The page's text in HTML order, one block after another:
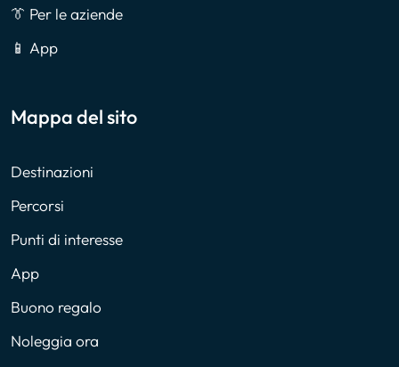
👔 Per le aziende
📱 App
Mappa del sito
Destinazioni
Percorsi
Punti di interesse
App
Buono regalo
Noleggia ora